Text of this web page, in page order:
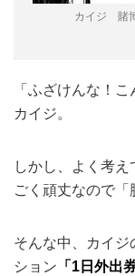
カイジ 賭
「ふざけんな！
カイジ。
しかし、よく考
ごく頑丈なので
そんな中、カイ
ション 「1日外出